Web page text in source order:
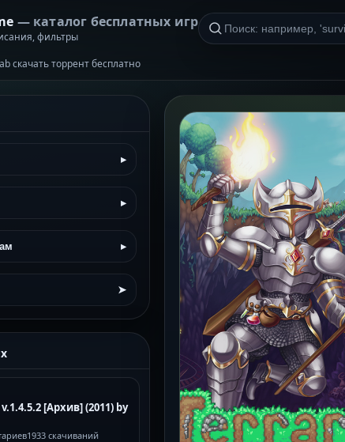
— каталог бесплатных игр
фильтры
скачать торрент бесплатно
▸
▸
▸
➤
[Архив] (2011) by
1933 скачиваний